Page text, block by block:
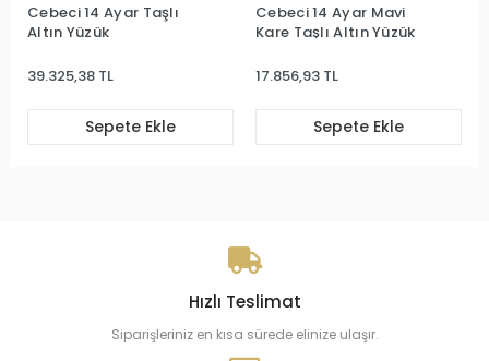
Cebeci 14 Ayar Taşlı
Altın Yüzük
39.325,38 TL
Sepete Ekle
Cebeci 14 Ayar Mavi
Kare Taşlı Altın Yüzük
17.856,93 TL
Sepete Ekle
Hızlı Teslimat
Siparişleriniz en kısa sürede elinize ulaşır.